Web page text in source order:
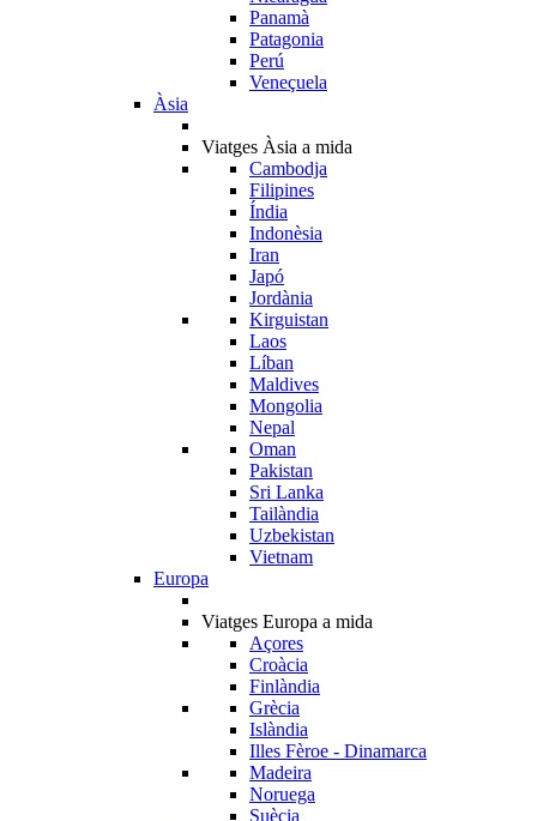
Panamà
Patagonia
Perú
Veneçuela
Àsia
Viatges Àsia a mida
Cambodja
Filipines
Índia
Indonèsia
Iran
Japó
Jordània
Kirguistan
Laos
Líban
Maldives
Mongolia
Nepal
Oman
Pakistan
Sri Lanka
Tailàndia
Uzbekistan
Vietnam
Europa
Viatges Europa a mida
Açores
Croàcia
Finlàndia
Grècia
Islàndia
Illes Fèroe - Dinamarca
Madeira
Noruega
Suècia